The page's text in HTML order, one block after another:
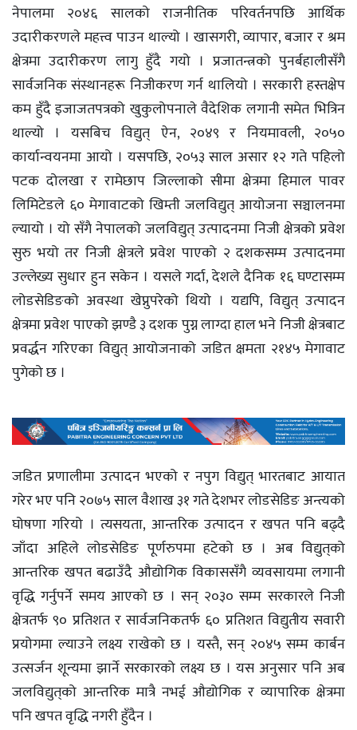
नेपालमा २०४६ सालको राजनीतिक परिवर्तनपछि आर्थिक
उदारीकरणले महत्त्व पाउन थाल्यो । खासगरी, व्यापार, बजार र श्रम
क्षेत्रमा उदारीकरण लागु हुँदै गयो । प्रजातन्त्रको पुनर्बहालीसँगै
सार्वजनिक संस्थानहरू निजीकरण गर्न थालियो । सरकारी हस्तक्षेप
कम हुँदै इजाजतपत्रको खुकुलोपनाले वैदेशिक लगानी समेत भित्रिन
थाल्यो । यसबिच विद्युत् ऐन, २०४९ र नियमावली, २०५०
कार्यान्वयनमा आयो । यसपछि, २०५३ साल असार १२ गते पहिलो
पटक दोलखा र रामेछाप जिल्लाको सीमा क्षेत्रमा हिमाल पावर
लिमिटेडले ६० मेगावाटको खिम्ती जलविद्युत् आयोजना सञ्चालनमा
ल्यायो । यो सँगै नेपालको जलविद्युत् उत्पादनमा निजी क्षेत्रको प्रवेश
सुरु भयो तर निजी क्षेत्रले प्रवेश पाएको २ दशकसम्म उत्पादनमा
उल्लेख्य सुधार हुन सकेन । यसले गर्दा, देशले दैनिक १६ घण्टासम्म
लोडसेडिङको अवस्था खेप्नुपरेको थियो । यद्यपि, विद्युत् उत्पादन
क्षेत्रमा प्रवेश पाएको झण्डै ३ दशक पुग्न लाग्दा हाल भने निजी क्षेत्रबाट
प्रवर्द्धन गरिएका विद्युत् आयोजनाको जडित क्षमता २१४५ मेगावाट
पुगेको छ ।
जडित प्रणालीमा उत्पादन भएको र नपुग विद्युत् भारतबाट आयात
गरेर भए पनि २०७५ साल वैशाख ३१ गते देशभर लोडसेडिङ अन्त्यको
घोषणा गरियो । त्यसयता, आन्तरिक उत्पादन र खपत पनि बढ्दै
जाँदा अहिले लोडसेडिङ पूर्णरुपमा हटेको छ । अब विद्युत्‌को
आन्तरिक खपत बढाउँदै औद्योगिक विकाससँगै व्यवसायमा लगानी
वृद्धि गर्नुपर्ने समय आएको छ । सन् २०३० सम्म सरकारले निजी
क्षेत्रतर्फ ९० प्रतिशत र सार्वजनिकतर्फ ६० प्रतिशत विद्युतीय सवारी
प्रयोगमा ल्याउने लक्ष्य राखेको छ । यस्तै, सन् २०४५ सम्म कार्बन
उत्सर्जन शून्यमा झार्ने सरकारको लक्ष्य छ । यस अनुसार पनि अब
जलविद्युत्‌को आन्तरिक मात्रै नभई औद्योगिक र व्यापारिक क्षेत्रमा
पनि खपत वृद्धि नगरी हुँदैन ।